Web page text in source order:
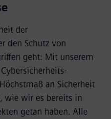
der
den Schutz von
geht: Mit unserem
an Sicherheit
wie wir es bereits in
getan haben. Alle